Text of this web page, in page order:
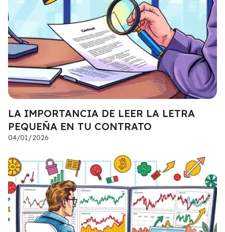
LA IMPORTANCIA DE LEER LA LETRA
PEQUEÑA EN TU CONTRATO
04/01/2026